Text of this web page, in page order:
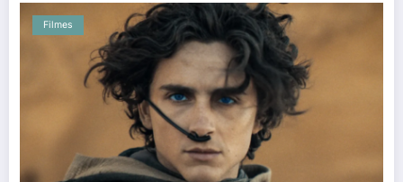
Filmes